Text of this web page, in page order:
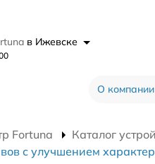
в Ижевске
О компании
Fortuna Каталог
с улучшением